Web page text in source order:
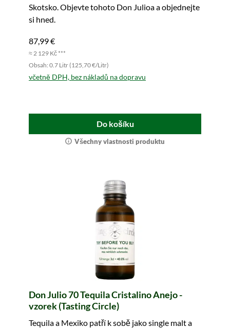
Skotsko. Objevte tohoto Don Julioa a objednejte
si hned.
87,99 €
≈ 2 129 Kč ***
Obsah: 0.7 Litr (125,70 €/Litr)
včetně DPH, bez nákladů na dopravu
Do košíku
Všechny vlastnosti produktu
Don Julio 70 Tequila Cristalino Anejo -
vzorek (Tasting Circle)
Tequila a Mexiko patří k sobě jako single malt a